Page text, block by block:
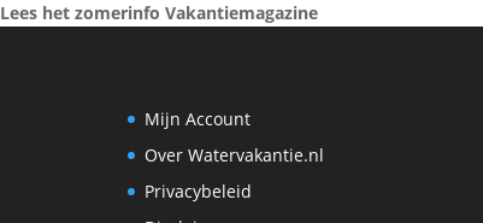
Lees het zomerinfo Vakantiemagazine
Mijn Account
Over Watervakantie.nl
Privacybeleid